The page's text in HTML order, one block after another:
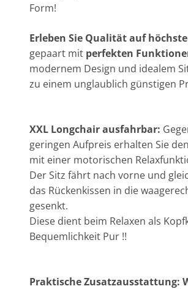
Form!
Erleben Sie Qualität auf
gepaart mit perfekten
modernem Design und idealem
zu einem unglaublich günstigen
XXL Longchair ausfahrbar:
geringen Aufpreis erhalten Sie
mit einer motorischen
Der Sitz fährt nach vorne und
das Rückenkissen in die
gesenkt.
Diese dient beim Relaxen als
Bequemlichkeit Pur !!
Praktische Zusatzausstattung: